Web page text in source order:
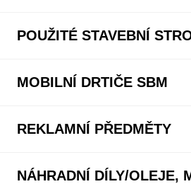
POUŽITÉ STAVEBNÍ
MOBILNÍ DRTIČE SBM
REKLAMNÍ PŘEDMĚTY
NÁHRADNÍ DÍLY/OLEJE,